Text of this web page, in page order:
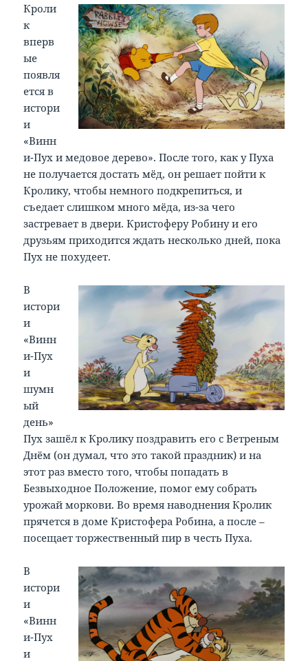
Кроли
к
вперв
ые
появля
ется в
истори
и
«Винн
и-Пух и медовое дерево». После того, как у Пуха
не получается достать мёд, он решает пойти к
Кролику, чтобы немного подкрепиться, и
съедает слишком много мёда, из-за чего
застревает в двери. Кристоферу Робину и его
друзьям приходится ждать несколько дней, пока
Пух не похудеет.
В
истори
и
«Винн
и-Пух
и
шумн
ый
день»
Пух зашёл к Кролику поздравить его с Ветреным
Днём (он думал, что это такой праздник) и на
этот раз вместо того, чтобы попадать в
Безвыходное Положение, помог ему собрать
урожай моркови. Во время наводнения Кролик
прячется в доме Кристофера Робина, а после –
посещает торжественный пир в честь Пуха.
В
истори
и
«Винн
и-Пух
и